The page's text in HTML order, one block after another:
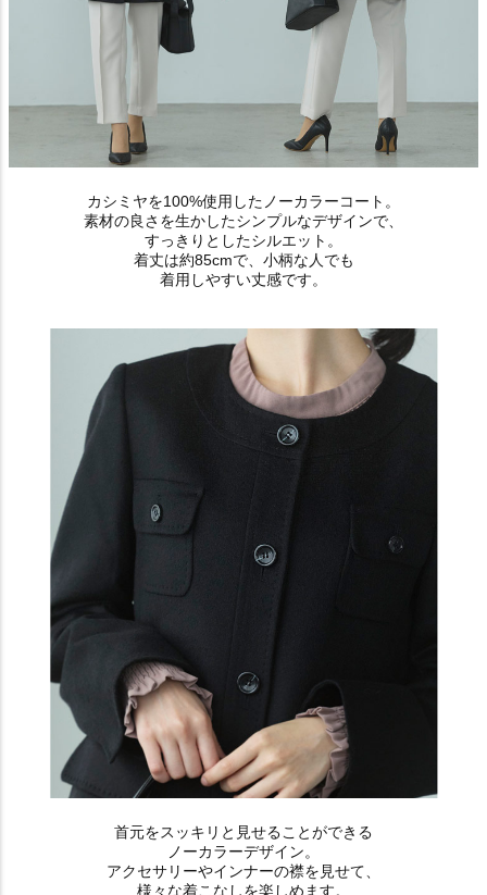
カシミヤを100%使用したノーカラーコート。
素材の良さを生かしたシンプルなデザインで、
すっきりとしたシルエット。
着丈は約85cmで、小柄な人でも
着用しやすい丈感です。
首元をスッキリと見せることができる
ノーカラーデザイン。
アクセサリーやインナーの襟を見せて、
様々な着こなしを楽しめます。